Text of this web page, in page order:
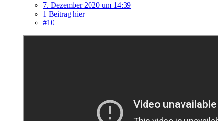
7. Dezember 2020 um 14:39
1 Beitrag hier
#10